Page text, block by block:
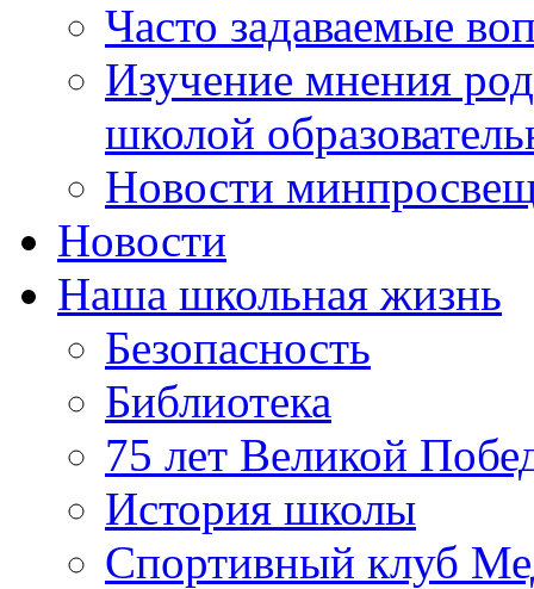
Часто задаваемые
Изучение мнения
школой
Новости
Новости
Наша школьная жизнь
Безопасность
Библиотека
75 лет Великой
История школы
Спортивный клуб